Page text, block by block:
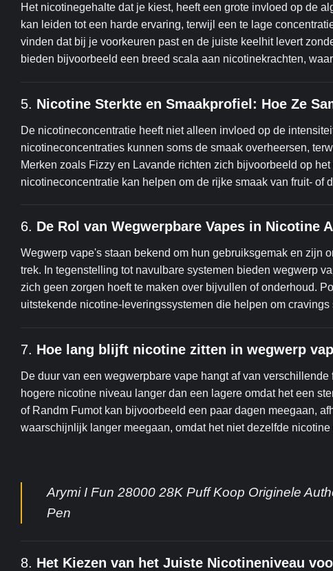
Het nicotinegehalte dat je kiest, heeft een grote invloed op de
kan leiden tot een harde ervaring, terwijl een te lage
vinden dat bij je voorkeuren past en de juiste keelhit levert
bieden bijvoorbeeld een breed scala aan nicotinekrachten,
5. Nicotine Sterkte en Smaakprofiel: Hoe Ze
De nicotineconcentratie heeft niet alleen invloed op de
nicotineconcentraties kunnen soms de smaak overheersen,
Merken zoals Fizzy en Lavande richten zich bijvoorbeeld op
nicotineconcentratie kan helpen om de rijke smaak van fruit- of
6. De Rol van Wegwerpbare Vapes in Nicotine
Wegwerp vape's staan bekend om hun gebruiksgemak en zijn
trek. In tegenstelling tot navulbare systemen bieden wegwerp
zich geen zorgen hoeft te maken over bijvullen of onderhoud.
uitstekende nicotine-leveringssystemen die helpen om
7. Hoe lang blijft nicotine zitten in wegwerp
De duur van een wegwerpbare vape hangt af van
hogere nicotine niveau langer dan een lagere omdat het een
of Randm Fumot kan bijvoorbeeld een paar dagen meegaan,
waarschijnlijk langer meegaan, omdat het niet dezelfde
Arymi I Fun 28000 28K Puff Koop Originele
Pen
8. Het Kiezen van het Juiste Nicotineniveau